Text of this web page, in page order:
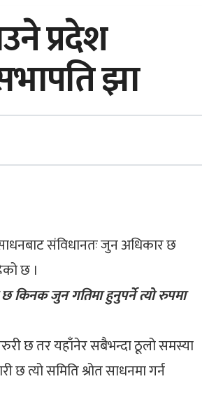
प्रदेश
झा
संविधानतः जुन अधिकार छ
छ ।
किनक जुन गतिमा हुनुपर्ने त्यो रुपमा
छ तर यहाँनेर सबैभन्दा ठूलो समस्या
छ त्यो समिति श्रोत साधनमा गर्न